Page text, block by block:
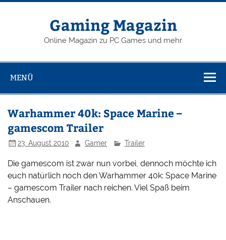
Zum
Gaming Magazin
Online Magazin zu PC Games und mehr
MENÜ
Warhammer 40k: Space Marine –
gamescom Trailer
23. August 2010 Gamer Trailer
Die gamescom ist zwar nun vorbei, dennoch möchte ich
euch natürlich noch den Warhammer 40k: Space Marine
– gamescom Trailer nach reichen. Viel Spaß beim
Anschauen.